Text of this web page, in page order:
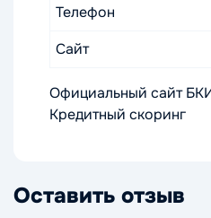
Телефон
Сайт
Официальный сайт
Кредитный скоринг
Оставить отзыв